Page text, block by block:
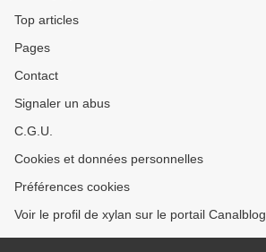
Top articles
Pages
Contact
Signaler un abus
C.G.U.
Cookies et données personnelles
Préférences cookies
Voir le profil de xylan sur le portail Canalblog